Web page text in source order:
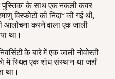
के साथ एक नकली कवर
विस्फोटों की निंदा" की गई थी,
आलोचना करने वाला एक जाली
था।
के बारे में एक जाली नोवोस्ती
में स्थित एक शोध संस्थान था जहाँ
था।